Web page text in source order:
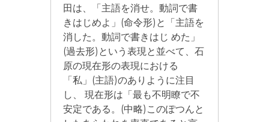
田は、「主語を消せ。動詞で書
きはじめよ」(命令形)と「主語を
消した。動詞で書きはじ めた」
(過去形)という表現と並べて、石
原の現在形の表現における
「私」(主語)のありように注目
し、 現在形は「最も不明瞭で不
安定である。(中略)このぽつんと